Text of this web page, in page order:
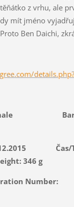
z vrhu, ale
mít jméno
Ben Daichi,
pes/male
346 g
Number: